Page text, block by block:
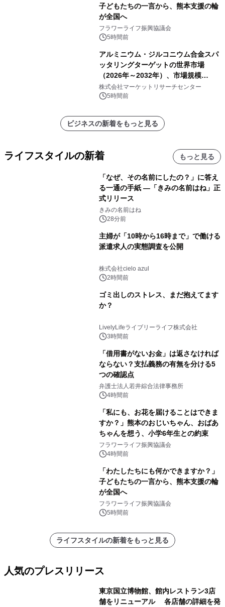
子どもたちの一言から、熊本支援の輪
が全国へ
フラワーライフ振興協議会
5時間前
アルミニウム・ジルコニウム合金スパ
ッタリングターゲットの世界市場
（2026年～2032年）、市場規模
（0.995、0.999、その他）・分析レポ
ートを発表
株式会社マーケットリサーチセンター
5時間前
ビジネスの新着をもっと見る
ライフスタイルの新着 もっと見る
「なぜ、その名前にしたの？」に答え
る一通の手紙 ―「きみの名前はね」正
式リリース
きみの名前はね
28分前
主婦が「10時から16時まで」で働ける
派遣求人の実態調査を公開
株式会社cielo azul
2時間前
ゴミ出しのストレス、まだ抱えてます
か？
LivelyLifeライブリーライフ株式会社
3時間前
「借用書がないお金」は返さなければ
ならない？支払義務の有無を分ける5
つの確認点
弁護士法人若井綜合法律事務所
4時間前
「私にも、お花を届けることはできま
すか？」熊本のおじいちゃん、おばあ
ちゃんを想う、小学6年生との約束
フラワーライフ振興協議会
4時間前
「わたしたちにも何かできますか？」
子どもたちの一言から、熊本支援の輪
が全国へ
フラワーライフ振興協議会
5時間前
ライフスタイルの新着をもっと見る
人気のプレスリリース
東京国立博物館、館内レストラン3店
舗をリニューアル 各店舗の詳細を発